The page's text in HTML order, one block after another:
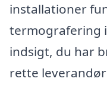
installationer
termografering
indsigt, du har
rette